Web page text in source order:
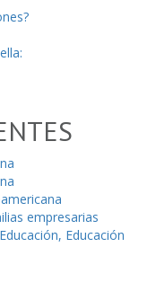
empresarias
Educación